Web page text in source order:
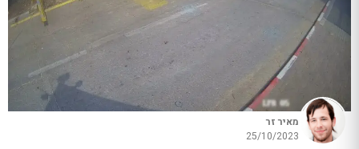
מאיר זר
25/10/2023